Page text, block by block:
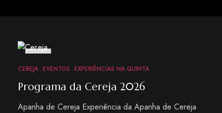
11
CEREJA EVENTOS EXPERIÊNCIAS NA QUINTA
Programa da Cereja 2026
Apanha de Cereja Experiência da Apanha de Cereja